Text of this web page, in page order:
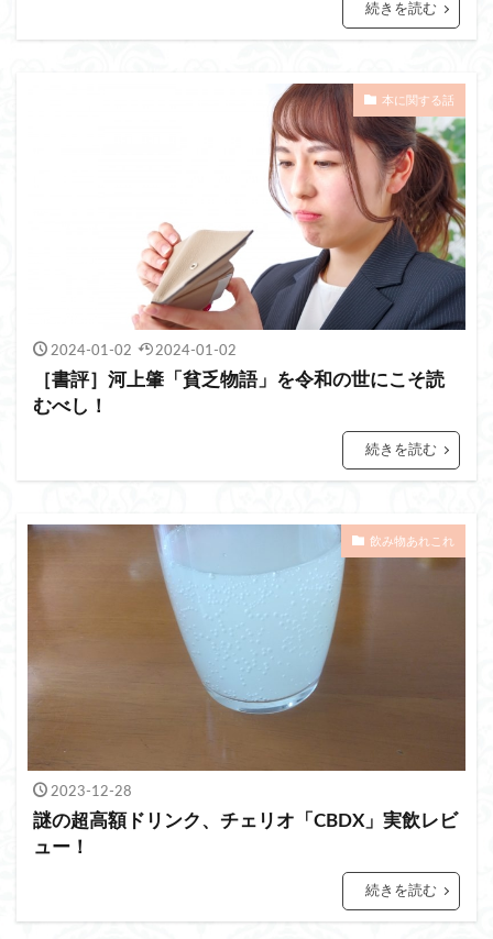
続きを読む
本に関する話
2024-01-02 2024-01-02
［書評］河上肇「貧乏物語」を令和の世にこそ読
むべし！
続きを読む
飲み物あれこれ
2023-12-28
謎の超高額ドリンク、チェリオ「CBDX」実飲レビ
ュー！
続きを読む